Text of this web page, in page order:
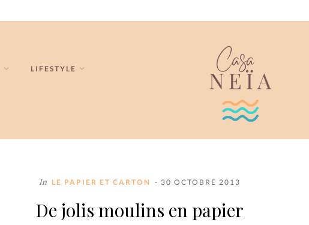
LIFESTYLE
In LE PAPIER ET CARTON - 30 OCTOBRE 2013
De jolis moulins en papier